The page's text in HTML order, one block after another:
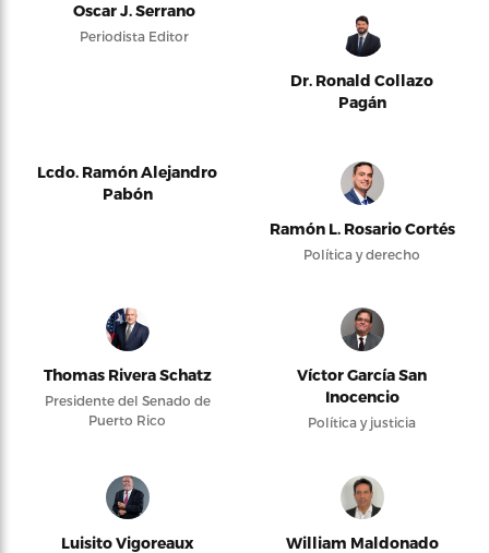
Oscar J. Serrano
Periodista Editor
Dr. Ronald Collazo
Pagán
Lcdo. Ramón Alejandro
Pabón
Ramón L. Rosario Cortés
Política y derecho
Thomas Rivera Schatz
Presidente del Senado de
Puerto Rico
Víctor García San
Inocencio
Política y justicia
Luisito Vigoreaux William Maldonado